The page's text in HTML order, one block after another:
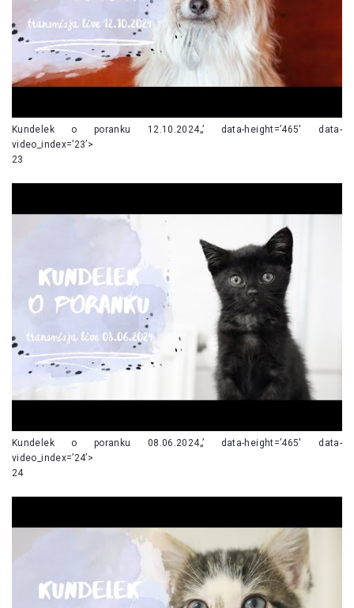
Kundelek o poranku 12.10.2024„’ data-height=’465′ data-
video_index=’23’>
23
Kundelek o poranku 08.06.2024„’ data-height=’465′ data-
video_index=’24’>
24